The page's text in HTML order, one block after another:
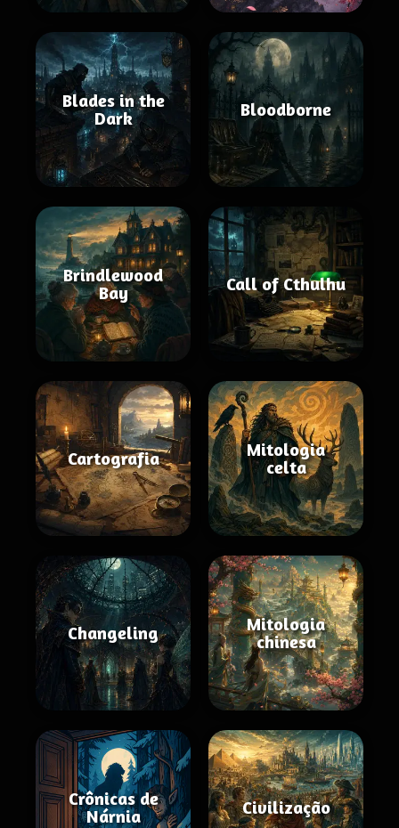
Blades in the
Dark
Bloodborne
Brindlewood
Bay
Call of Cthulhu
Cartografia
Mitologia
celta
Changeling
Mitologia
chinesa
Crônicas de
Nárnia
Civilização